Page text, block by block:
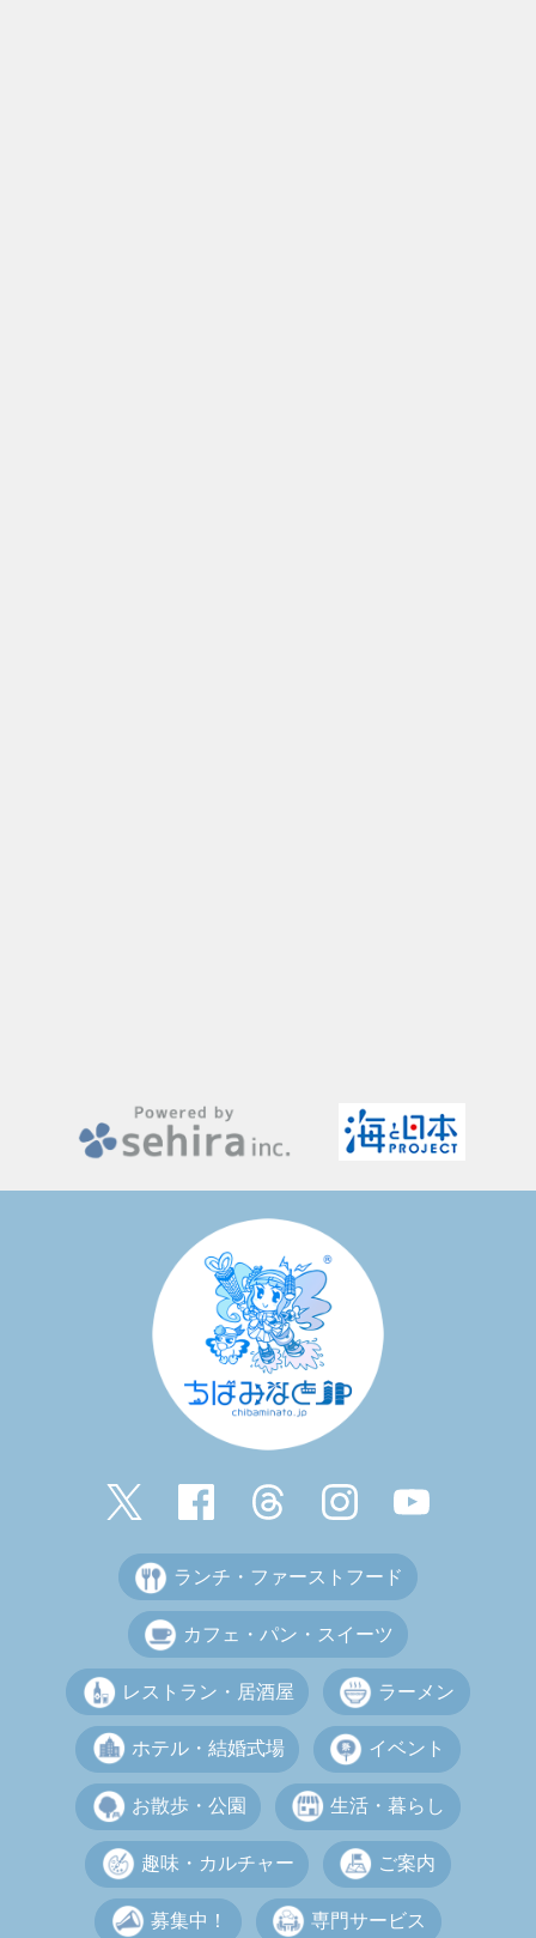
ランチ・ファーストフード
カフェ・パン・スイーツ
レストラン・居酒屋 ラーメン
ホテル・結婚式場 イベント
お散歩・公園 生活・暮らし
趣味・カルチャー ご案内
募集中！ 専門サービス